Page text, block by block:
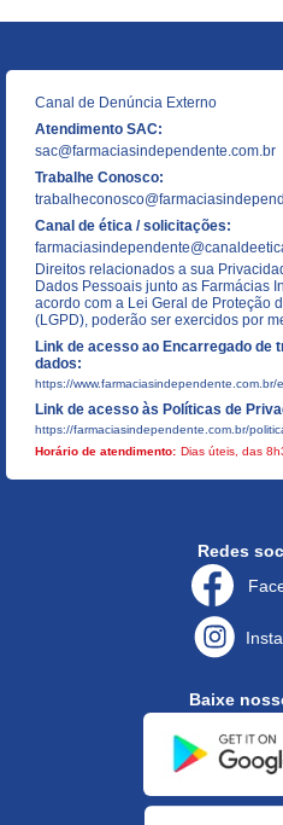
Canal de Denúncia Externo
Atendimento SAC:
sac@farmaciasindependente.com.br
Trabalhe Conosco:
Canal de ética / solicitações:
Direitos relacionados a sua
Dados Pessoais junto as Farmácias
acordo com a Lei Geral de Proteção
(LGPD), poderão ser exercidos por
Link de acesso ao Encarregado de
dados:
https://www.farmaciasindependente.com.br/
Link de acesso às Políticas de
https://farmaciasindependente.com.br/
Horário de atendimento: Dias úteis, das
Redes
Baixe